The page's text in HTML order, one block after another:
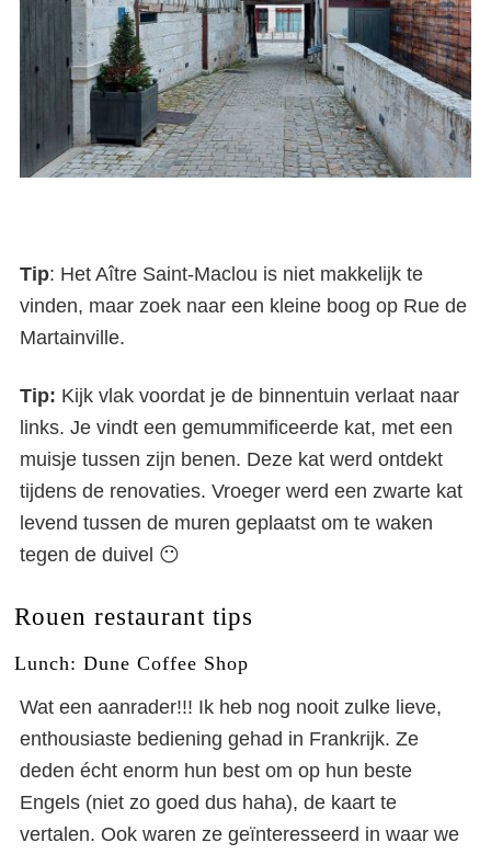
Tip: Het Aître Saint-Maclou is niet makkelijk te
vinden, maar zoek naar een kleine boog op Rue de
Martainville.
Tip: Kijk vlak voordat je de binnentuin verlaat naar
links. Je vindt een gemummificeerde kat, met een
muisje tussen zijn benen. Deze kat werd ontdekt
tijdens de renovaties. Vroeger werd een zwarte kat
levend tussen de muren geplaatst om te waken
tegen de duivel 😶
Rouen restaurant tips
Lunch: Dune Coffee Shop
Wat een aanrader!!! Ik heb nog nooit zulke lieve,
enthousiaste bediening gehad in Frankrijk. Ze
deden écht enorm hun best om op hun beste
Engels (niet zo goed dus haha), de kaart te
vertalen. Ook waren ze geïnteresseerd in waar we